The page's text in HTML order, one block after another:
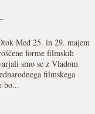
Med 25. in 29. majem
forme filmskih
smo se z Vladom
filmskega
bo...